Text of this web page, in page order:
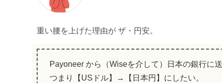
重い腰を上げた理由が ザ・円安。
Payoneer から（Wiseを介して）日本の銀行に
つまり【USドル】→【日本円】にしたい。